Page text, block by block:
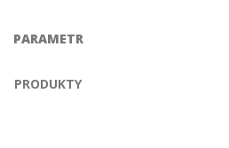
PARAMETR
PRODUKTY